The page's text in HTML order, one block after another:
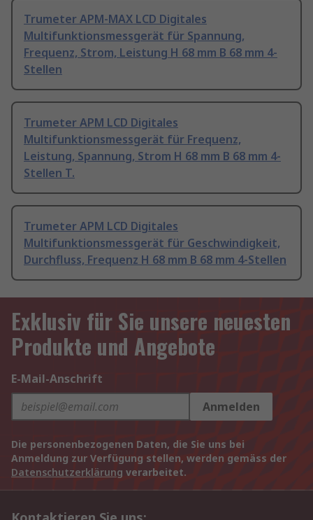
Trumeter APM-MAX LCD Digitales
Multifunktionsmessgerät für Spannung,
Frequenz, Strom, Leistung H 68 mm B 68 mm 4-
Stellen
Trumeter APM LCD Digitales
Multifunktionsmessgerät für Frequenz,
Leistung, Spannung, Strom H 68 mm B 68 mm 4-
Stellen T.
Trumeter APM LCD Digitales
Multifunktionsmessgerät für Geschwindigkeit,
Durchfluss, Frequenz H 68 mm B 68 mm 4-Stellen
Exklusiv für Sie unsere neuesten
Produkte und Angebote
E-Mail-Anschrift
Anmelden
Die personenbezogenen Daten, die Sie uns bei
Anmeldung zur Verfügung stellen, werden gemäss der
Datenschutzerklärung verarbeitet.